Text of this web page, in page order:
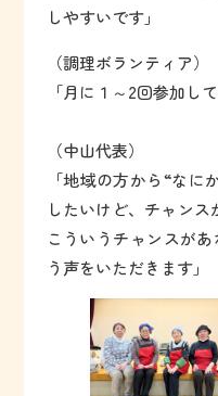
しやすいです」
（調理ボランティア）
「月に１～2回参加し
（中山代表）
「地域の方から“な
したいけど、チャンス
こういうチャンスが
う声をいただきます」